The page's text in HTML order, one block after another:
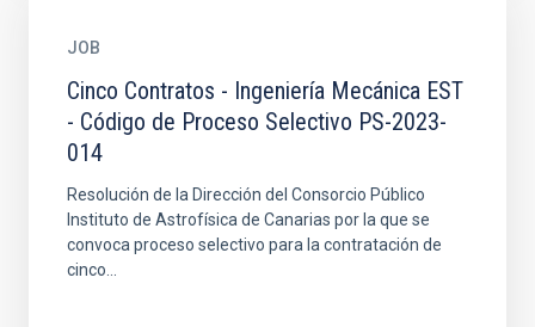
JOB
Cinco Contratos - Ingeniería Mecánica EST
- Código de Proceso Selectivo PS-2023-
014
Resolución de la Dirección del Consorcio Público
Instituto de Astrofísica de Canarias por la que se
convoca proceso selectivo para la contratación de
cinco...